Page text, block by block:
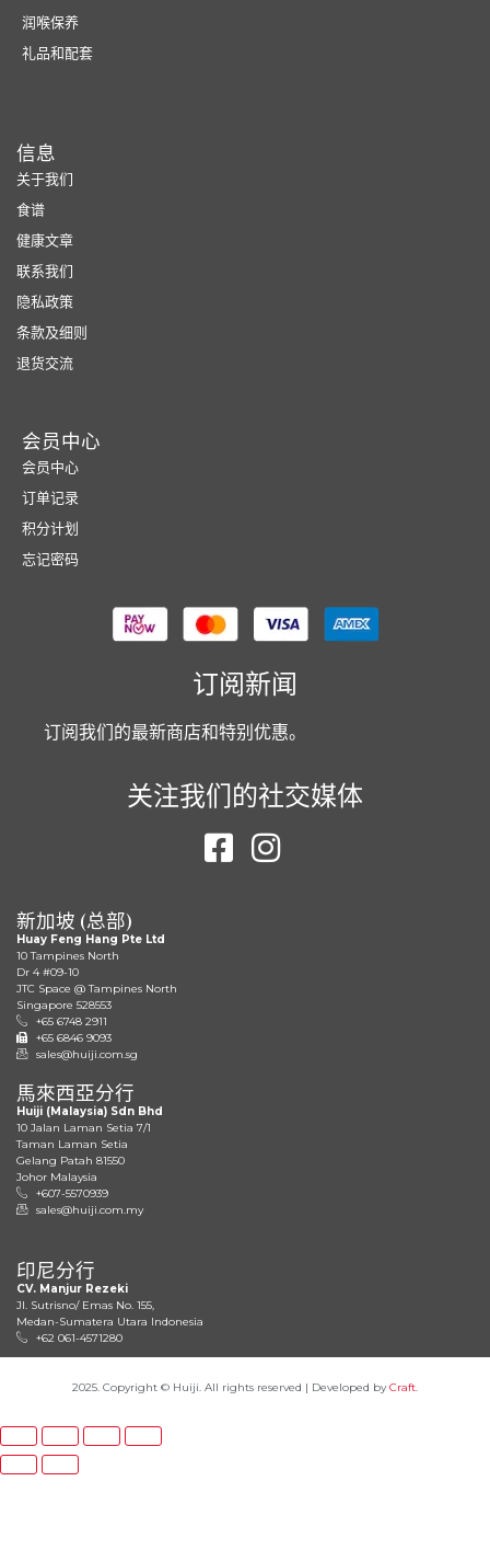
润喉保养
礼品和配套
信息
关于我们
食谱
健康文章
联系我们
隐私政策
条款及细则
退货交流
会员中心
会员中心
订单记录
积分计划
忘记密码
订阅新闻
订阅我们的最新商店和特别优惠。
关注我们的社交媒体
新加坡 (总部)
Huay Feng Hang Pte Ltd
10 Tampines North
Dr 4 #09-10
JTC Space @ Tampines North
Singapore 528553
+65 6748 2911
+65 6846 9093
sales@huiji.com.sg
馬來西亞分行
Huiji (Malaysia) Sdn Bhd
10 Jalan Laman Setia 7/1
Taman Laman Setia
Gelang Patah 81550
Johor Malaysia
+607-5570939
sales@huiji.com.my
印尼分行
CV. Manjur Rezeki
JI. Sutrisno/ Emas No. 155,
Medan-Sumatera Utara Indonesia
+62 061-4571280
2025. Copyright © Huiji. All rights reserved | Developed byCraft.